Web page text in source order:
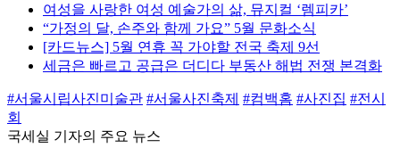
여성을 사랑한 여성 예술가의 삶, 뮤지컬 ‘렘피카’
“가정의 달, 손주와 함께 가요” 5월 문화소식
[카드뉴스] 5월 연휴 꼭 가야할 전국 축제 9선
세금은 빠르고 공급은 더디다 부동산 해법 전쟁 본격화
#서울시립사진미술관 #서울사진축제 #컴백홈 #사진집 #전시
회
국세실 기자의 주요 뉴스